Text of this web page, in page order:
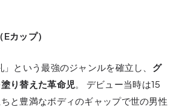
カップ）
という最強のジャンルを確立し、 グ
り替えた革命児。 デビュー当時は15
と豊満なボディのギャップで世の男性